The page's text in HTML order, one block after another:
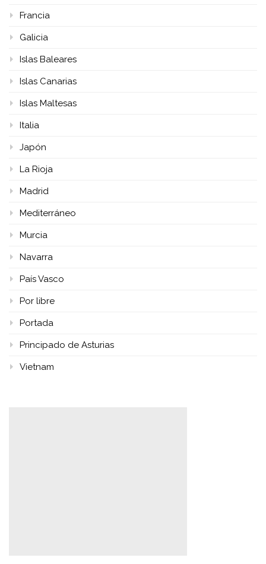
Francia
Galicia
Islas Baleares
Islas Canarias
Islas Maltesas
Italia
Japón
La Rioja
Madrid
Mediterráneo
Murcia
Navarra
País Vasco
Por libre
Portada
Principado de Asturias
Vietnam